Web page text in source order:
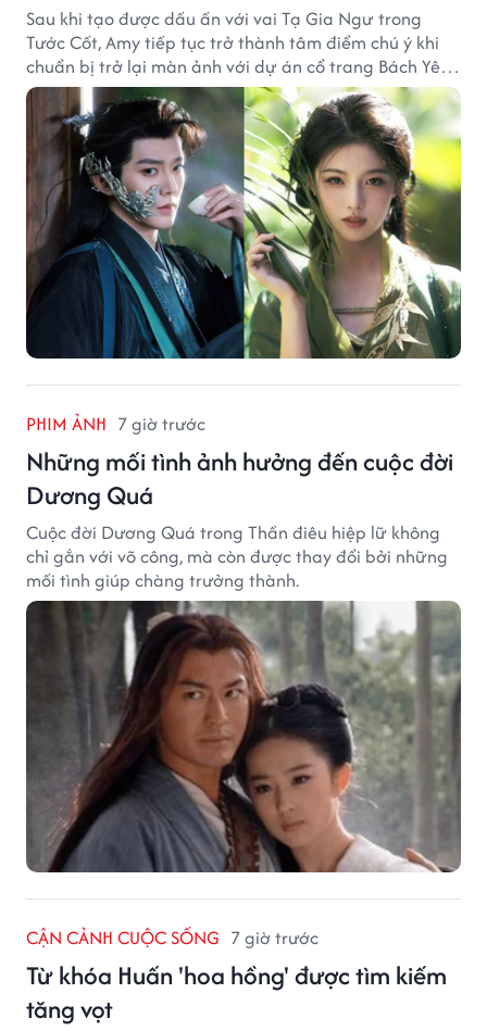
Sau khi tạo được dấu ấn với vai Tạ Gia Ngư trong
Tước Cốt, Amy tiếp tục trở thành tâm điểm chú ý khi
chuẩn bị trở lại màn ảnh với dự án cổ trang Bách Yêu
Phổ.
PHIM ẢNH 7 giờ trước
Những mối tình ảnh hưởng đến cuộc đời
Dương Quá
Cuộc đời Dương Quá trong Thần điêu hiệp lữ không
chỉ gắn với võ công, mà còn được thay đổi bởi những
mối tình giúp chàng trưởng thành.
CẬN CẢNH CUỘC SỐNG 7 giờ trước
Từ khóa Huấn 'hoa hồng' được tìm kiếm
tăng vọt